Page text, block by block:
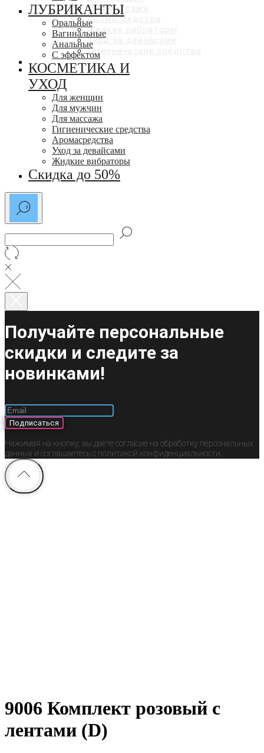
Для массажа
Аромасредства
Жидкие вибраторы
Уход за девайсами
Гигиенические средства
СКИДКИ ДО 50%
ЛУБРИКАНТЫ
Оральные
Вагинальные
Анальные
С эффектом
КОСМЕТИКА И
УХОД
Для женщин
Для мужчин
Для массажа
Гигиенические средства
Аромасредства
Уход за девайсами
Жидкие вибраторы
Скидка до 50%
Получайте персональные
скидки и следите за
новинками!
Подписаться
Нажимая на кнопку, вы даёте согласие на обработку персональных
данных и соглашаетесь c политикой конфиденциальности.
9006 Комплект розовый с
лентами (D)